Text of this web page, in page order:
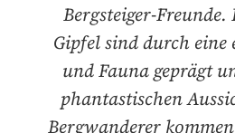
Bergsteiger-Freunde.
Gipfel sind durch eine
und Fauna geprägt
phantastischen
Bergwanderer